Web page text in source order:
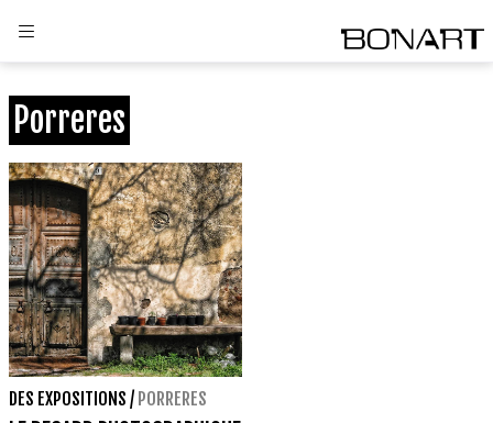
Porreres
DES EXPOSITIONS / PORRERES